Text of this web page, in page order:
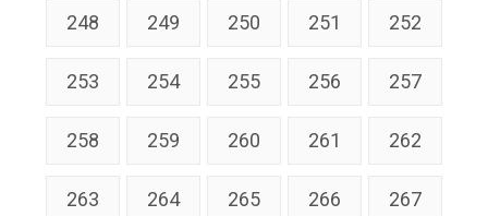
248 249 250 251 252
253 254 255 256 257
258 259 260 261 262
263 264 265 266 267